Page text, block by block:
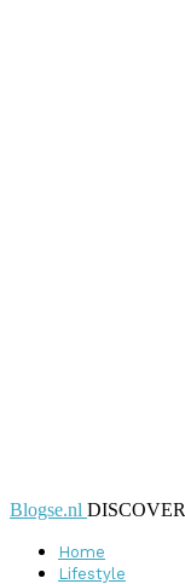
Blogse.nl
Home
Lifestyle